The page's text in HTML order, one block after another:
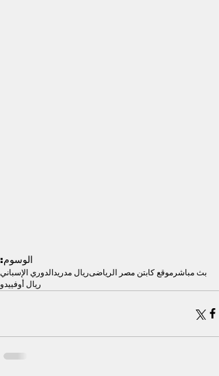
الوسوم:
بث مباشرموقع كابتن مصر الرياضىريال مدريدالدوري الإسباني
ريال أوفييدو